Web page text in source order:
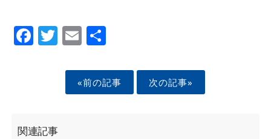
Facebook
Twitter
EmailShare
«前の記事 次の記事»
関連記事